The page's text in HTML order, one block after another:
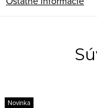
Novinka